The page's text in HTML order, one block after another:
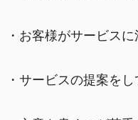
・お客様がサービス
・サービスの提案を